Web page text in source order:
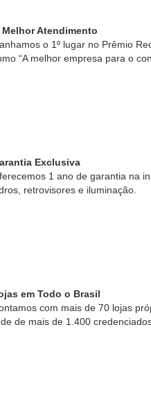
Melhor Atendimento
o 1º lugar no Prêmio
“A melhor empresa para o
Exclusiva
1 ano de garantia na
retrovisores e iluminação.
em Todo o Brasil
com mais de 70 lojas
de mais de 1.400